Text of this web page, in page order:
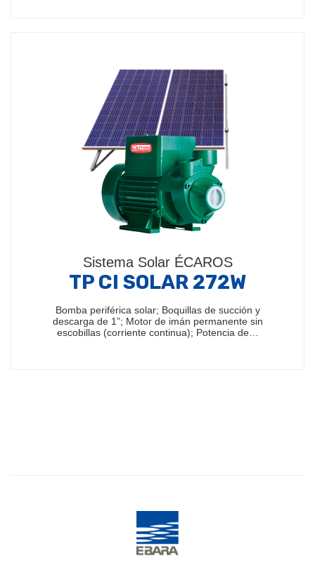
Sistema Solar ÉCAROS
TP CI SOLAR 272W
Bomba periférica solar; Boquillas de succión y
descarga de 1”; Motor de imán permanente sin
escobillas (corriente continua); Potencia de…